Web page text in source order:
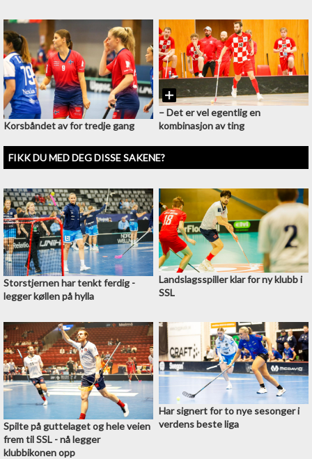
Korsbåndet av for tredje gang
–⁠ Det er vel egentlig en
kombinasjon av ting
FIKK DU MED DEG DISSE SAKENE?
Storstjernen har tenkt ferdig -
legger køllen på hylla
Landslagsspiller klar for ny klubb i
SSL
Spilte på guttelaget og hele veien
frem til SSL - nå legger
klubbikonen opp
Har signert for to nye sesonger i
verdens beste liga